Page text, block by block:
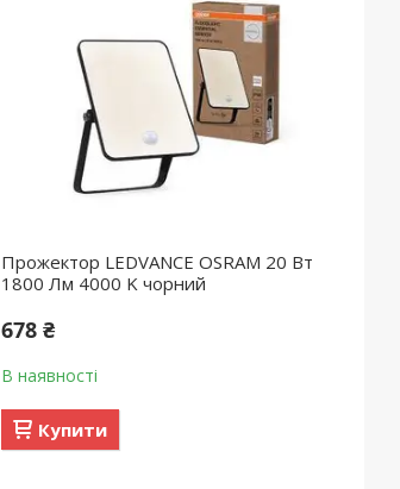
Прожектор LEDVANCE OSRAM 20 Вт
1800 Лм 4000 K чорний
678 ₴
В наявності
Купити